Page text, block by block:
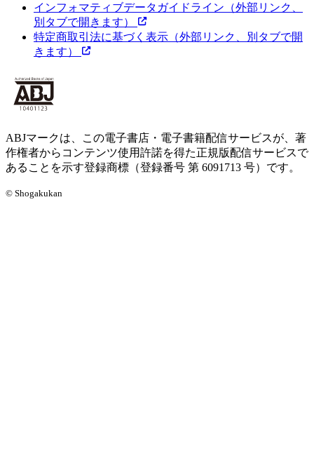
インフォマティブデータガイドライン （外部リンク、
別タブで開きます）
特定商取引法に基づく表示 （外部リンク、別タブで開
きます）
ABJマークは、この電子書店・電子書籍配信サービスが、著
作権者からコンテンツ使用許諾を得た正規版配信サービスで
あることを示す登録商標（登録番号 第 6091713 号）です。
© Shogakukan